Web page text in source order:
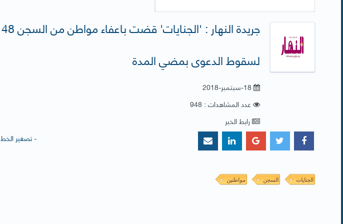
لسقوط الدعوى بمضي المدة
18-سبتمبر-2018
عدد المشاهدات : 948
رابط الخبر
- تصغير الخط
الجنايات السجن مواطنين